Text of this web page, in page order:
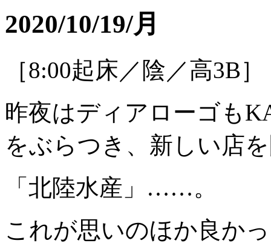
2020/10/19/月
［8:00起床／陰／高3B］
昨夜はディアローゴも
をぶらつき、新しい店
「北陸水産」……。
これが思いのほか良か